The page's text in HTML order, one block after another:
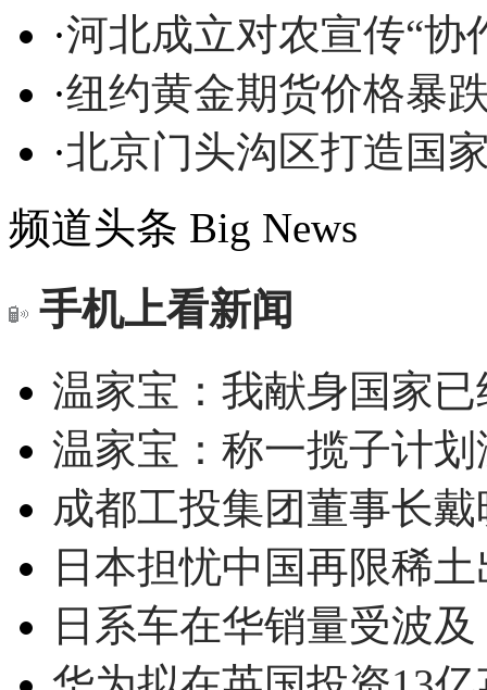
·河北成立对农宣传“协
·纽约黄金期货价格暴
·北京门头沟区打造国
频道头条 Big News
手机上看新闻
温家宝：我献身国家
温家宝：称一揽子计
成都工投集团董事长
日本担忧中国再限稀
日系车在华销量受波